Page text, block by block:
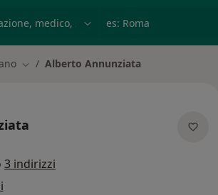
Cambia città
Alberto Annunziata
3 indirizzi